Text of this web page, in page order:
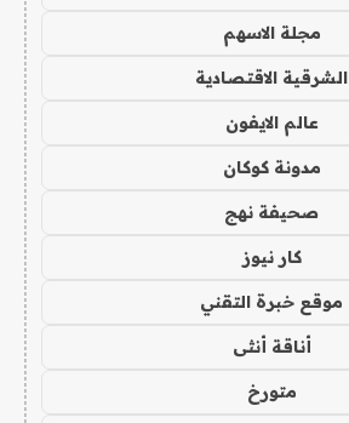
مجلة الاسهم
الشرقية الاقتصادية
عالم الايفون
مدونة كوكان
صحيفة نهج
كار نيوز
موقع خبرة التقني
أناقة أنثى
متورخ